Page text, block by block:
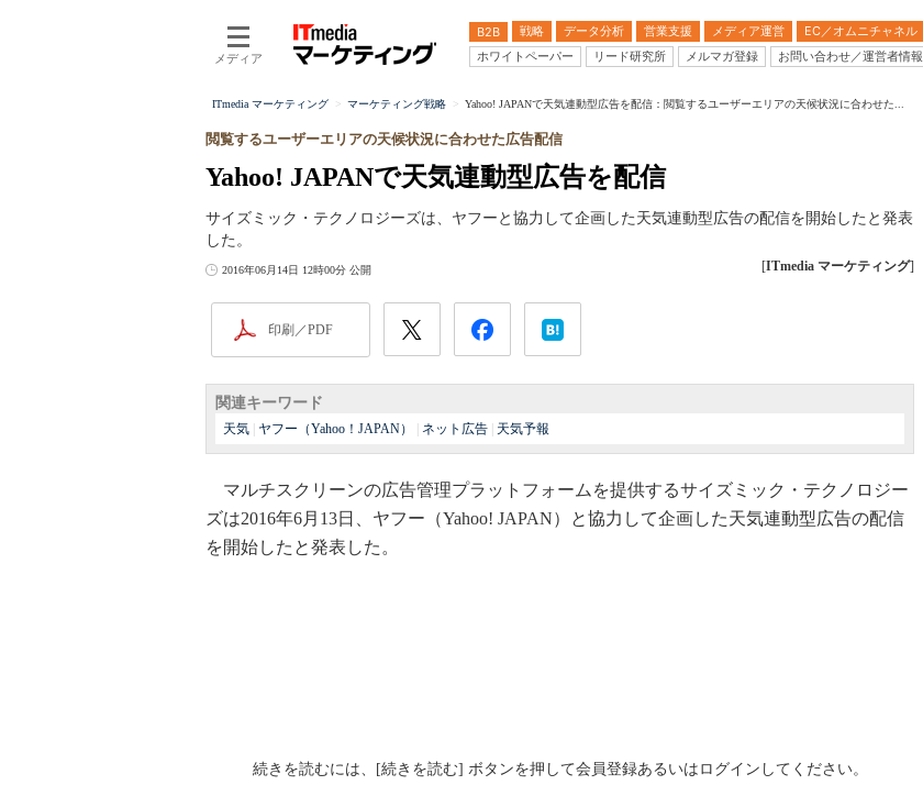
メディア
B2B 戦略 データ分析 営業支援 メディア運営 EC／オムニチャネル
ホワイトペーパー
リード研究所 メルマガ登録 お問い合わせ／運営者情報
ITmedia マーケティング マーケティング戦略 Yahoo! JAPANで天気連動型広告を配信：閲覧するユーザーエリアの天候状況に合わせた...
Yahoo! JAPANで天気連動型広告を配信
閲覧するユーザーエリアの天候状況に合わせた広告配信
サイズミック・テクノロジーズは、ヤフーと協力して企画した天気連動型広告の配信を開始したと発表
した。
2016年06月14日 12時00分 公開 [ITmedia マーケティング]
印刷／PDF
関連キーワード
天気 ヤフー（Yahoo！JAPAN） ネット広告 天気予報
マルチスクリーンの広告管理プラットフォームを提供するサイズミック・テクノロジー
ズは2016年6月13日、ヤフー（Yahoo! JAPAN）と協力して企画した天気連動型広告の配信
を開始したと発表した。
続きを読むには、[続きを読む] ボタンを押して会員登録あるいはログインしてください。